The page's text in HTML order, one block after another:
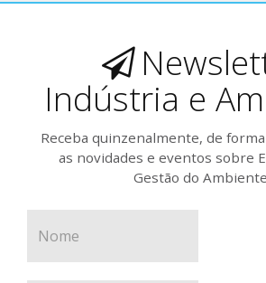
Indústria e
Receba quinzenalmente, de
as novidades e eventos sobre
Gestão do